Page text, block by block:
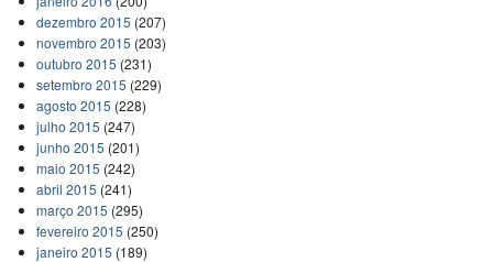
dezembro 2015 (207)
novembro 2015 (203)
outubro 2015 (231)
setembro 2015 (229)
agosto 2015 (228)
julho 2015 (247)
junho 2015 (201)
maio 2015 (242)
abril 2015 (241)
março 2015 (295)
fevereiro 2015 (250)
janeiro 2015 (189)